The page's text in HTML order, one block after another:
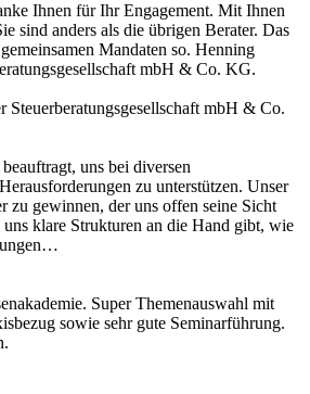
Ihnen für Ihr Engagement. Mit Ihnen
sind anders als die übrigen Berater. Das
Mandaten so. Henning
mbH & Co. KG.
Steuerberatungsgesellschaft mbH & Co.
uns bei diversen
zu unterstützen. Unser
zu gewinnen, der uns offen seine Sicht
klare Strukturen an die Hand gibt, wie
Super Themenauswahl mit
sowie sehr gute Seminarführung.